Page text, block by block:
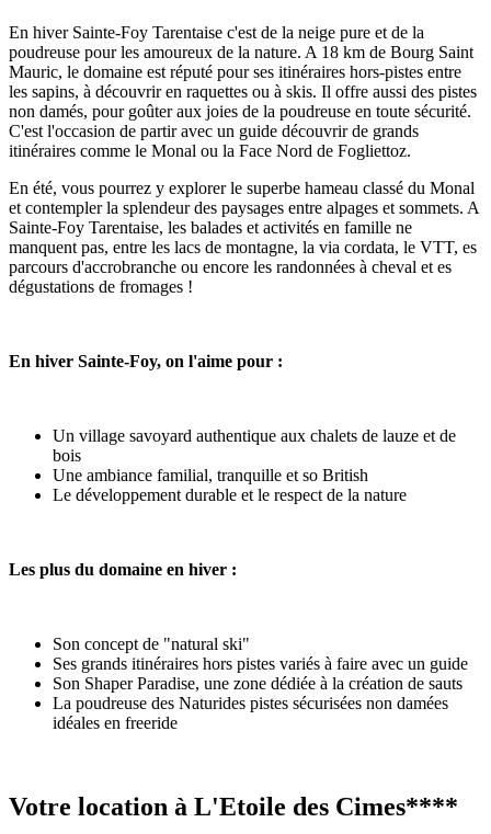
En hiver Sainte-Foy Tarentaise c'est de la neige pure et de la
poudreuse pour les amoureux de la nature. A 18 km de Bourg Saint
Mauric, le domaine est réputé pour ses itinéraires hors-pistes entre
les sapins, à découvrir en raquettes ou à skis. Il offre aussi des pistes
non damés, pour goûter aux joies de la poudreuse en toute sécurité.
C'est l'occasion de partir avec un guide découvrir de grands
itinéraires comme le Monal ou la Face Nord de Fogliettoz.
En été, vous pourrez y explorer le superbe hameau classé du Monal
et contempler la splendeur des paysages entre alpages et sommets. A
Sainte-Foy Tarentaise, les balades et activités en famille ne
manquent pas, entre les lacs de montagne, la via cordata, le VTT, es
parcours d'accrobranche ou encore les randonnées à cheval et es
dégustations de fromages !
En hiver Sainte-Foy, on l'aime pour :
Un village savoyard authentique aux chalets de lauze et de
bois
Une ambiance familial, tranquille et so British
Le développement durable et le respect de la nature
Les plus du domaine en hiver :
Son concept de "natural ski"
Ses grands itinéraires hors pistes variés à faire avec un guide
Son Shaper Paradise, une zone dédiée à la création de sauts
La poudreuse des Naturides pistes sécurisées non damées
idéales en freeride
Votre location à L'Etoile des Cimes****